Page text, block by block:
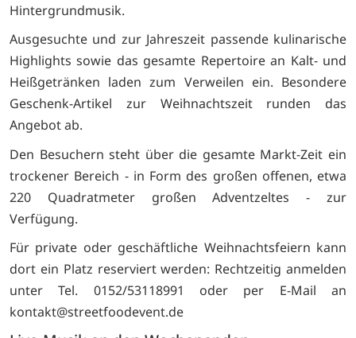
Hintergrundmusik.
Ausgesuchte und zur Jahreszeit passende kulinarische
Highlights sowie das gesamte Repertoire an Kalt- und
Heißgetränken laden zum Verweilen ein. Besondere
Geschenk-Artikel zur Weihnachtszeit runden das
Angebot ab.
Den Besuchern steht über die gesamte Markt-Zeit ein
trockener Bereich - in Form des großen offenen, etwa
220 Quadratmeter großen Adventzeltes - zur
Verfügung.
Für private oder geschäftliche Weihnachtsfeiern kann
dort ein Platz reserviert werden: Rechtzeitig anmelden
unter Tel. 0152/53118991 oder per E-Mail an
kontakt@streetfoodevent.de